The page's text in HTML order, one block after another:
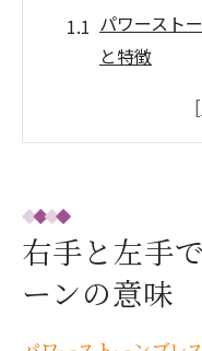
パワースト
と特徴
右手と左手
願いに合う
パワースト
ギーの流れ
願い別に選ぶ
右手と左手
ーンの意味